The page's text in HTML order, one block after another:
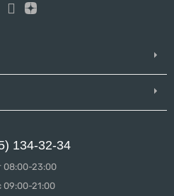
134-32-34
08:00-23:00
09:00-21:00